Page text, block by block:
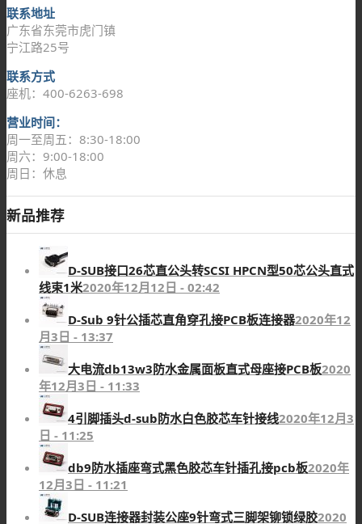
联系地址
广东省东莞市虎门镇
宁江路25号
联系方式
座机：400-6263-698
营业时间：
周一至周五：8:30-18:00
周六：9:00-18:00
周日：休息
新品推荐
D-SUB接口26芯直公头转SCSI HPCN型50芯公头直式
线束1米2020年12月12日 - 02:42
D-Sub 9针公插芯直角穿孔接PCB板连接器2020年12
月3日 - 13:37
大电流db13w3防水金属面板直式母座接PCB板2020
年12月3日 - 11:33
4引脚插头d-sub防水白色胶芯车针接线2020年12月3
日 - 11:25
db9防水插座弯式黑色胶芯车针插孔接pcb板2020年
12月3日 - 11:21
D-SUB连接器封装公座9针弯式三脚架铆锁绿胶2020